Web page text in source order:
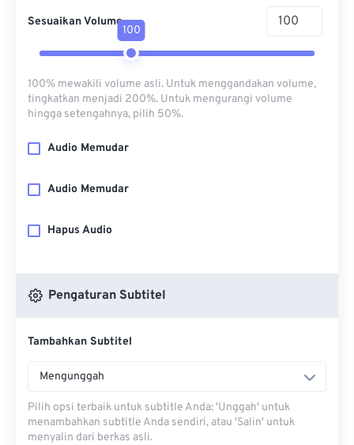
Sesuaikan Volume
100
100% mewakili volume asli. Untuk menggandakan volume,
tingkatkan menjadi 200%. Untuk mengurangi volume
hingga setengahnya, pilih 50%.
Audio Memudar
Audio Memudar
Hapus Audio
Pengaturan Subtitel
Tambahkan Subtitel
Mengunggah
Pilih opsi terbaik untuk subtitle Anda: 'Unggah' untuk
menambahkan subtitle Anda sendiri, atau 'Salin' untuk
menyalin dari berkas asli.